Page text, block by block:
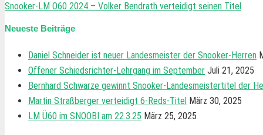
Snooker-LM O60 2024 – Volker Bendrath verteidigt seinen Titel
Neueste Beiträge
Daniel Schneider ist neuer Landesmeister der Snooker-Herren
Offener Schiedsrichter-Lehrgang im September Juli 21, 2025
Bernhard Schwarze gewinnt Snooker-Landesmeistertitel der
Martin Straßberger verteidigt 6-Reds-Titel März 30, 2025
LM Ü60 im SNOOBI am 22.3.25 März 25, 2025